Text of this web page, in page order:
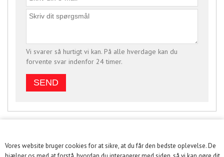
Vores website bruger cookies for at sikre, at du får den bedste oplevelse. De
Vi svarer så hurtigt vi kan. På alle hverdage kan du
forvente svar indenfor 24 timer.